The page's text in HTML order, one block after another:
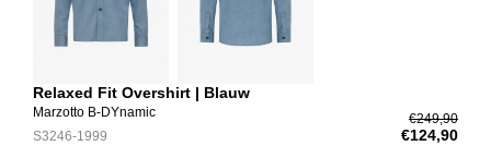
Relaxed Fit Overshirt | Blauw
Marzotto B-DYnamic
S3246-1999
€249,90
€124,90